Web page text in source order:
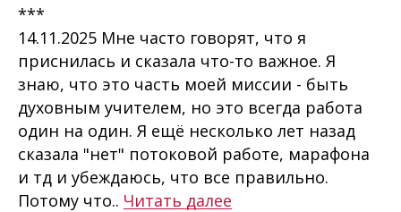
***
14.11.2025 Мне часто говорят, что я
приснилась и сказала что-то важное. Я
знаю, что это часть моей миссии - быть
духовным учителем, но это всегда работа
один на один. Я ещё несколько лет назад
сказала "нет" потоковой работе, марафона
и тд и убеждаюсь, что все правильно.
Потому что.. Читать далее